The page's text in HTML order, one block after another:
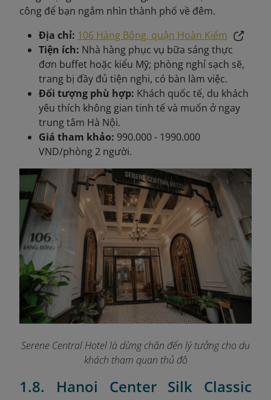
công để bạn ngắm nhìn thành phố về đêm.
Địa chỉ: 106 Hàng Bông, quận Hoàn Kiếm
Tiện ích: Nhà hàng phục vụ bữa sáng thực
đơn buffet hoặc kiểu Mỹ; phòng nghỉ sạch sẽ,
trang bị đầy đủ tiện nghi, có bàn làm việc.
Đối tượng phù hợp: Khách quốc tế, du khách
yêu thích không gian tinh tế và muốn ở ngay
trung tâm Hà Nội.
Giá tham khảo: 990.000 - 1990.000
VND/phòng 2 người.
Serene Central Hotel là dừng chân đến lý tưởng cho du
khách tham quan thủ đô
1.8. Hanoi Center Silk Classic